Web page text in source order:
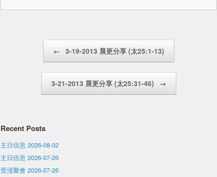
← 3-19-2013 晨更分享 (太25:1-13)
3-21-2013 晨更分享 (太25:31-46) →
Recent Posts
主日信息 2026-08-02
主日信息 2026-07-26
受浸聚會 2026-07-26